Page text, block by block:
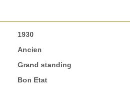
1930
Ancien
Grand standing
Bon Etat